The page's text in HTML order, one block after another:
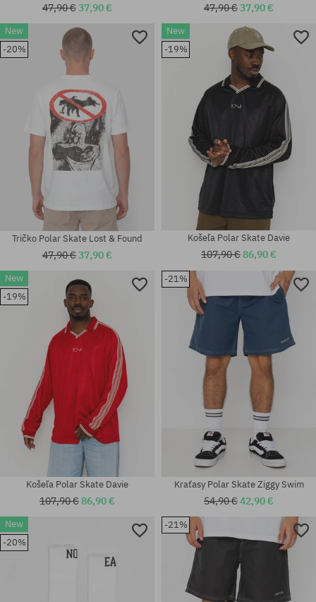
Dostupné veľkosti:
S; M; L; XL
Dostupné veľkosti:
M; L; XL
Dostupné veľkosti:
M; L; XL
47,90 €37,90 €
Dostupné veľkosti:
M; L; XL
47,90 €37,90 €
New
-20%
Dostupné veľkosti:
Tričko Polar Skate Lost & Found
47,90 €37,90 €
New
-19%
Dostupné veľkosti:
M; L; XL
Košeľa Polar Skate Davie
107,90 €86,90 €
New
-19%
Košeľa Polar Skate Davie
107,90 €86,90 €
-21%
Kraťasy Polar Skate Ziggy Swim
54,90 €42,90 €
New
-20%
-21%